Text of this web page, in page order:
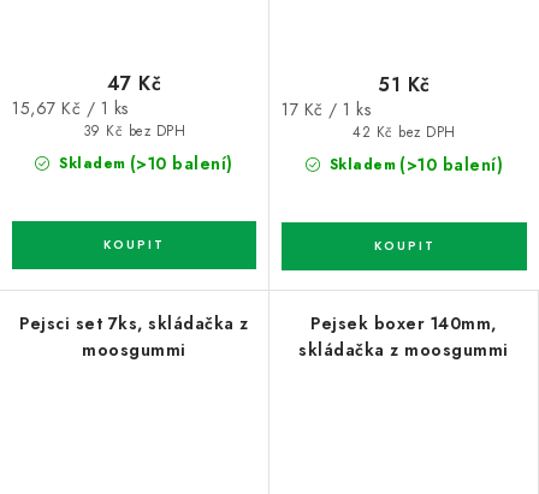
Skladem (>10 balení)
39 Kč bez DPH
47 Kč
Měrná
15,67 Kč / 1 ks
Skladem (>10 balení)
42 Kč bez DPH
51 Kč
Měrná
17 Kč / 1 ks
Pejsci set 7ks, skládačka z
moosgummi
Pejsek boxer 140mm,
skládačka z moosgummi